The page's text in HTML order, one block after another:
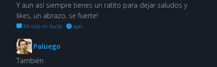
Y aun así siempre tienes un ratito para dejar saludos y
likes, un abrazo, se fuerte!
Mi vida en bucle· ayer
Paluego
También